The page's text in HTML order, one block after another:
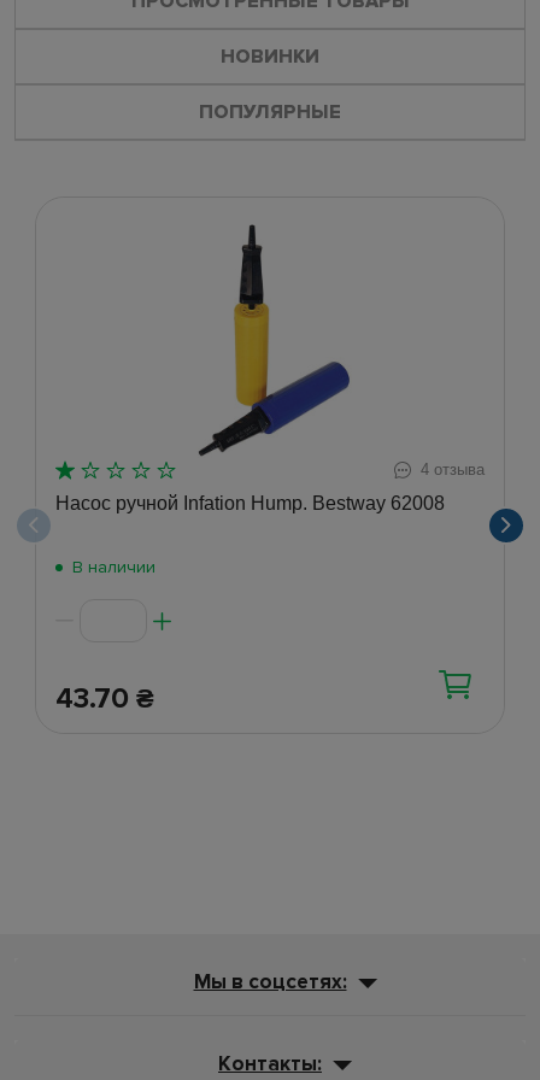
НОВИНКИ
ПОПУЛЯРНЫЕ
4 отзыва
Насос ручной Infation Hump. Bestway 62008
В наличии
43.70 ₴
Мы в соцсетях:
Контакты: